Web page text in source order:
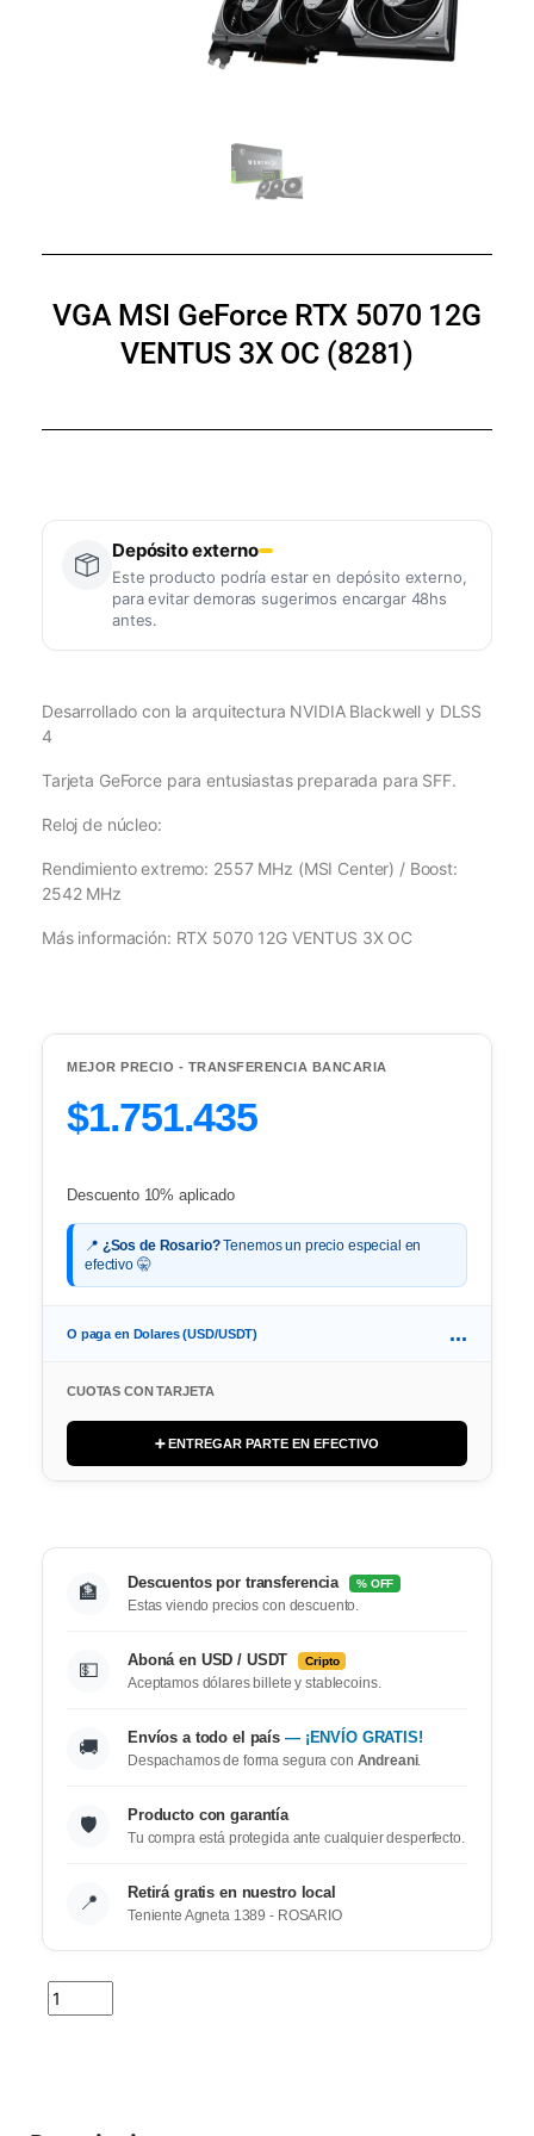
VGA MSI GeForce RTX 5070 12G
VENTUS 3X OC (8281)
Depósito externo
Este producto podría estar en depósito externo,
para evitar demoras sugerimos encargar 48hs
antes.
Desarrollado con la arquitectura NVIDIA Blackwell y DLSS
4
Tarjeta GeForce para entusiastas preparada para SFF.
Reloj de núcleo:
Rendimiento extremo: 2557 MHz (MSI Center) / Boost:
2542 MHz
Más información: RTX 5070 12G VENTUS 3X OC
MEJOR PRECIO - TRANSFERENCIA BANCARIA
$1.751.435
Descuento 10% aplicado
📍 ¿Sos de Rosario?Tenemos un precio especial en
efectivo 🤫
O paga en Dolares (USD/USDT) ...
CUOTAS CON TARJETA
➕ ENTREGAR PARTE EN EFECTIVO
🏦 Descuentos por transferencia % OFF
Estas viendo precios con descuento.
💵 Aboná en USD / USDT Cripto
Aceptamos dólares billete y stablecoins.
🚚 Envíos a todo el país — ¡ENVÍO GRATIS!
Despachamos de forma segura con Andreani.
🛡️ Producto con garantía
Tu compra está protegida ante cualquier desperfecto.
📍 Retirá gratis en nuestro local
Teniente Agneta 1389 - ROSARIO